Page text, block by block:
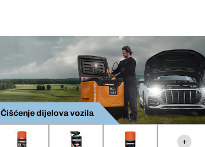
Čišćenje dijelova vozila
+